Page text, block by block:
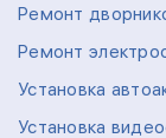
Ремонт
Ремонт
Установка
Установка